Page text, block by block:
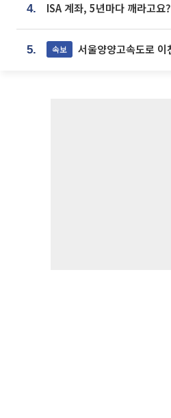
4. ISA 계좌, 5년마다 깨라고요
5. 속보 서울양양고속도로 이